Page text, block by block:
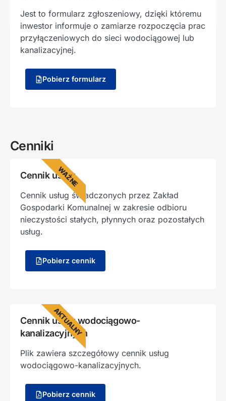
Jest to formularz zgłoszeniowy, dzięki któremu
inwestor informuje o zamiarze rozpoczęcia prac
przyłączeniowych do sieci wodociągowej lub
kanalizacyjnej.
Pobierz formularz
Cenniki
Cennik usług
Cennik usług świadczonych przez Zakład
Gospodarki Komunalnej w zakresie odbioru
nieczystości stałych, płynnych oraz pozostałych
usług.
WAŻNE
Pobierz cennik
Cennik usług wodociągowo-
kanalizacyjnych
Plik zawiera szczegółowy cennik usług
wodociągowo-kanalizacyjnych.
AKTUALNY
Pobierz cennik